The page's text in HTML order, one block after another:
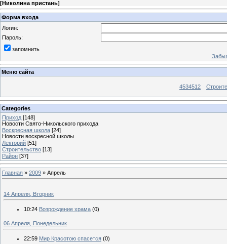
[Николина пристань]
Форма входа
Логин:
Пароль:
запомнить
Меню сайта
4534512
Categories
Приход [148]
Новости Свято-Никольского прихода
Воскресная школа [24]
Новости воскресной школы
Лекторий [51]
Строительство [13]
Район [37]
Главная » 2009 » Апрель
14 Апреля, Вторник
10:24 Возрождение храма (0)
06 Апреля, Понедельник
22:59 Мир Красотою спасется (0)